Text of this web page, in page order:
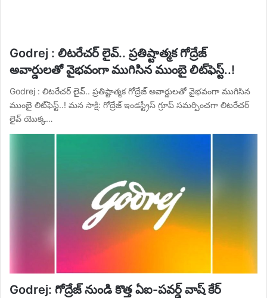
Godrej : లిటరేచర్ లైవ్.. ప్రతిష్టాత్మక గోద్రేజ్
అవార్డులతో వైభవంగా ముగిసిన ముంబై లిట్‌ఫెస్ట్..!
Godrej : లిటరేచర్ లైవ్.. ప్రతిష్టాత్మక గోద్రేజ్ అవార్డులతో వైభవంగా ముగిసిన
ముంబై లిట్‌ఫెస్ట్..! మన సాక్షి: గోద్రేజ్ ఇండస్ట్రీస్ గ్రూప్ సమర్పించగా లిటరేచర్
లైవ్ యొక్క…
Godrej: గోద్రేజ్ నుండి కొత్త ఏఐ-పవర్డ్ వాష్ కేర్